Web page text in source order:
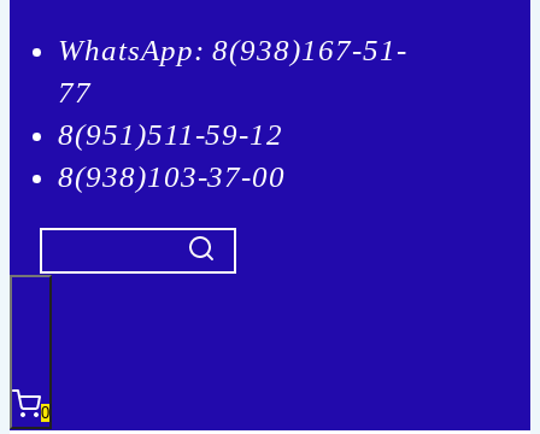
WhatsApp: 8(938)167-51-
77
8(951)511-59-12
8(938)103-37-00
0